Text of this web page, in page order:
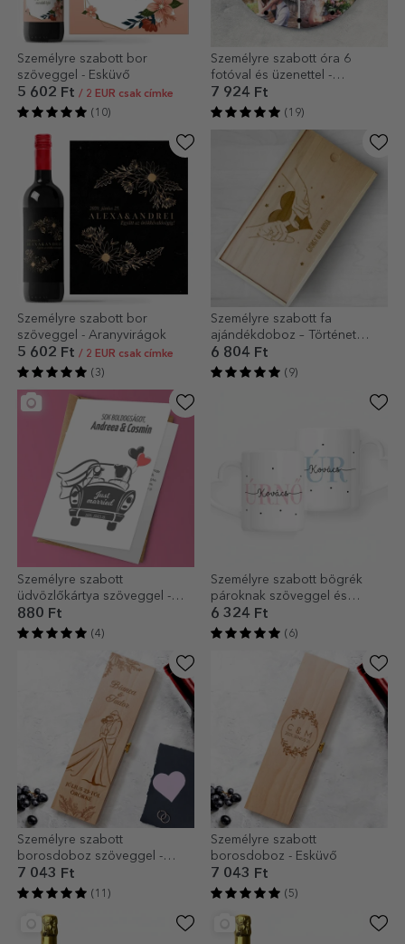
Személyre szabott bor
szöveggel - Esküvő
5 602 Ft / 2 EUR csak címke
(10)
Személyre szabott óra 6
fotóval és üzenettel -
Pillanatok
7 924 Ft
(19)
Személyre szabott bor
szöveggel - Aranyvirágok
5 602 Ft / 2 EUR csak címke
(3)
Személyre szabott fa
ajándékdoboz – Történet
kettőnek
6 804 Ft
(9)
Személyre szabott
üdvözlőkártya szöveggel -
Just married (Friss házasok)
880 Ft
(4)
Személyre szabott bögrék
pároknak szöveggel és
dátummal - MRS & MR - szív
alakú fogantyúval
6 324 Ft
(6)
Személyre szabott
borosdoboz szöveggel -
Esküvő
7 043 Ft
(11)
Személyre szabott
borosdoboz - Esküvő
7 043 Ft
(5)